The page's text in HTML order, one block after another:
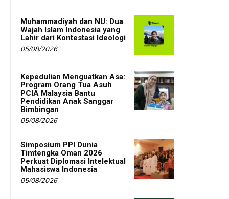
Muhammadiyah dan NU: Dua
Wajah Islam Indonesia yang
Lahir dari Kontestasi Ideologi
05/08/2026
Kepedulian Menguatkan Asa:
Program Orang Tua Asuh
PCIA Malaysia Bantu
Pendidikan Anak Sanggar
Bimbingan
05/08/2026
Simposium PPI Dunia
Timtengka Oman 2026
Perkuat Diplomasi Intelektual
Mahasiswa Indonesia
05/08/2026